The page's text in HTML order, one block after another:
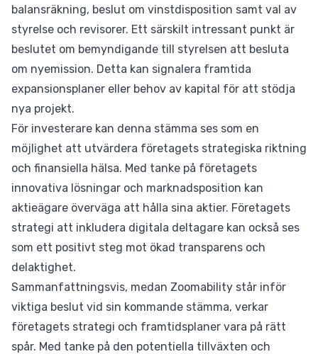
balansräkning, beslut om vinstdisposition samt val av
styrelse och revisorer. Ett särskilt intressant punkt är
beslutet om bemyndigande till styrelsen att besluta
om nyemission. Detta kan signalera framtida
expansionsplaner eller behov av kapital för att stödja
nya projekt.
För investerare kan denna stämma ses som en
möjlighet att utvärdera företagets strategiska riktning
och finansiella hälsa. Med tanke på företagets
innovativa lösningar och marknadsposition kan
aktieägare överväga att hålla sina aktier. Företagets
strategi att inkludera digitala deltagare kan också ses
som ett positivt steg mot ökad transparens och
delaktighet.
Sammanfattningsvis, medan Zoomability står inför
viktiga beslut vid sin kommande stämma, verkar
företagets strategi och framtidsplaner vara på rätt
spår. Med tanke på den potentiella tillväxten och